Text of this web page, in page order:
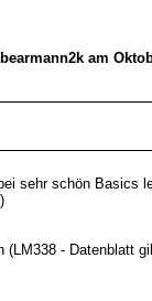
am
sehr schön Basics
- Datenblatt